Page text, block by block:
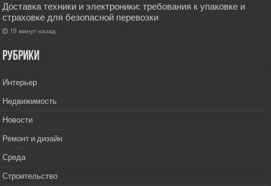
Доставка техники и электроники: требования к упаковке и
страховке для безопасной перевозки
19 минут назад
РУбрики
Интерьер
Недвижимость
Новости
Ремонт и дизайн
Среда
Строительство